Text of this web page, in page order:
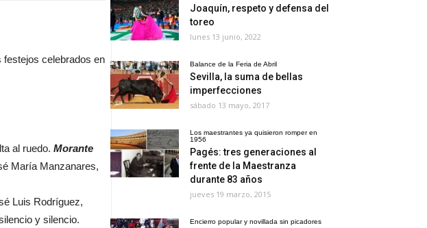
celebrados en
al ruedo. Morante
María Manzanares,
Luis Rodríguez,
y silencio.
Joaquín, respeto y defensa del
toreo
lunes 13 junio, 2022
Balance de la Feria de Abril
Sevilla, la suma de bellas
imperfecciones
sábado 13 mayo, 2017
Los maestrantes ya quisieron romper en
1956
Pagés: tres generaciones al
frente de la Maestranza
durante 83 años
jueves 19 marzo, 2015
Encierro popular y novillada sin picadores